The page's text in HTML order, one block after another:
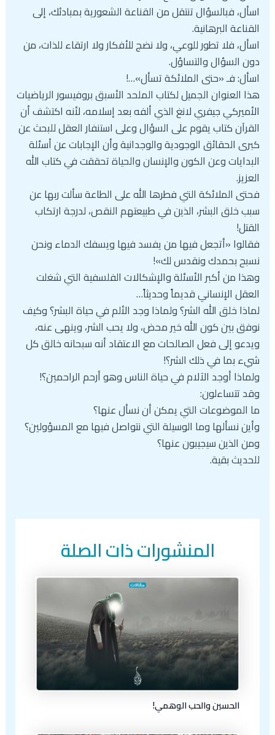
اسأل، فبالسؤال تنتقل من القناعة الشعورية بمبادئك، إلى
القناعة البرهانية.
اسأل، فلا تطور للوعي، ولا نضج للأفكار ولا ارتقاء للذات، من
دون السؤال والتساؤل.
اسأل: فـ «حتى الملائكة تسأل»…!
هذا العنوان الجميل لكتاب الملحد الأسبق بروفيسور الرياضيات
الأميركي جيفري لانغ الذي ألفه بعد إسلامه، لأنه اكتشف أن
القرآن كتاب يقوم على السؤال وعلى استنفار العقل للبحث عن
كبرى الحقائق الوجودية والوجدانية وأن الإجابات عن أسئلة
البدايات وعن الكون والإنسان والحياة تحققت في كتاب الله
العزيز.
فحتى الملائكة التي فطرها الله على الطاعة سألت ربها عن
سبب خلق البشر، الذين في طبيعتهم النقص، لدرجة ارتكاب
القتل!
فقالوا «أتجعل فيها من يفسد فيها ويسفك الدماء ونحن
نسبح بحمدك ونقدس لك»!
وهذا من أكبر الأسئلة والإشكالات الفلسفية التي شغلت
العقل الإنساني قديماً وحديثاً…
لماذا خلق الله الشر؟ ولماذا وجد الألم في حياة البشر؟ وكيف
نوفق بين كون الله خير محض، ولا يحب الشر، وينهى عنه،
ويدعو إلى فعل الصالحات مع الاعتقاد أنه سبحانه خالق كل
شيء بما في ذلك الشر؟!
ولماذا أوجد الآلام في حياة الناس وهو أرحم الراحمين؟!
وقد تتساءلون:
ما الموضوعات التي يمكن أن نسأل عنها؟
وأين نسألها وما الوسيلة التي نتواصل فيها مع المسؤولين؟
ومن الذين سيجيبون عنها؟
للحديث بقية.
المنشورات ذات الصلة
الحسين والحب الوهمي!